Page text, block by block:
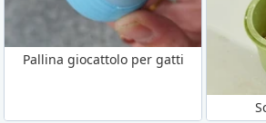
Pallina giocattolo per gatti